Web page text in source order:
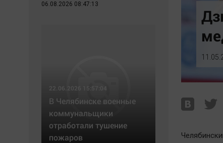
Экономика
Медиаграмотность
06.08.2026 08:47:13
22.06.2026 15:57:04
В Челябинске военные
коммунальщики
отработали тушение
пожаров